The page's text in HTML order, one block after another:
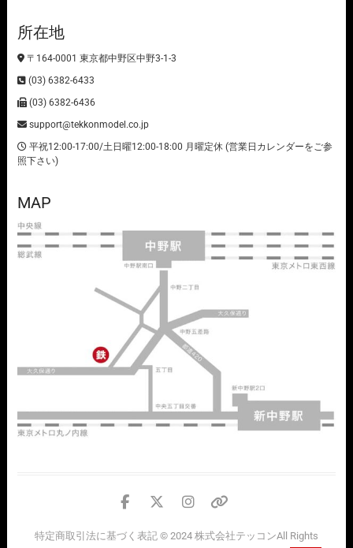
所在地
〒164-0001 東京都中野区中野3-1-3
(03) 6382-6433
(03) 6382-6436
support@tekkonmodel.co.jp
平祝12:00-17:00/土日曜12:00-18:00 月曜定休 (営業日カレンダーをご参
照下さい)
MAP
facebook
twitter
instagram
特定商取引法に基づく表記© 2024 株式会社テッコンAll Rights